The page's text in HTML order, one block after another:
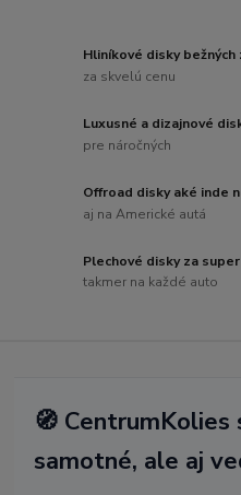
Hliníkové disky bežných
za skvelú cenu
Luxusné a dizajnové
pre náročných
Offroad disky aké inde
aj na Americké autá
Plechové disky za
takmer na každé auto
🧭 CentrumKolies
samotné, ale aj